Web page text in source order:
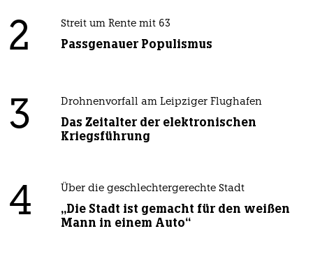
2 Streit um Rente mit 63
Passgenauer Populismus
3 Drohnenvorfall am Leipziger Flughafen
Das Zeitalter der elektronischen
Kriegsführung
4 Über die geschlechtergerechte Stadt
„Die Stadt ist gemacht für den weißen
Mann in einem Auto“